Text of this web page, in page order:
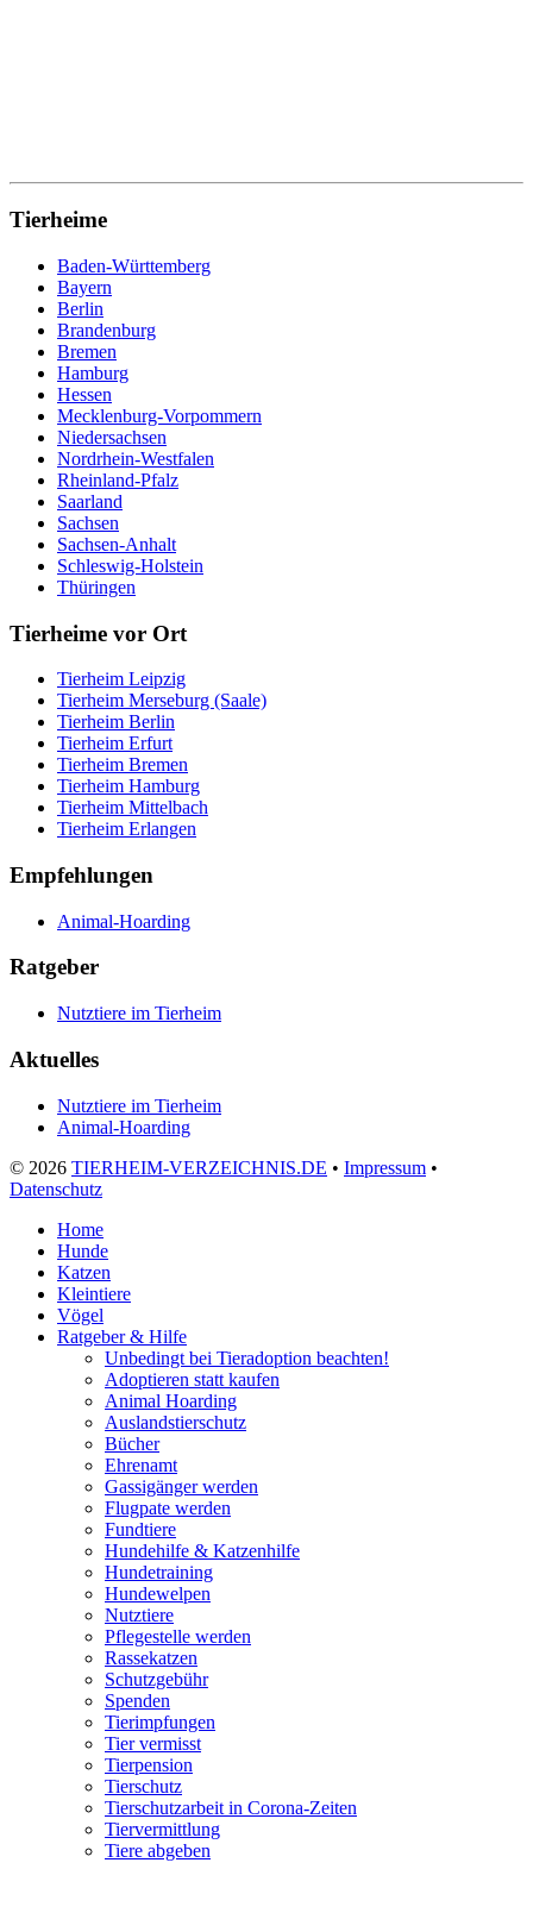
Tierheime
Baden-Württemberg
Bayern
Berlin
Brandenburg
Bremen
Hamburg
Hessen
Mecklenburg-Vorpommern
Niedersachsen
Nordrhein-Westfalen
Rheinland-Pfalz
Saarland
Sachsen
Sachsen-Anhalt
Schleswig-Holstein
Thüringen
Tierheime vor Ort
Tierheim Leipzig
Tierheim Merseburg (Saale)
Tierheim Berlin
Tierheim Erfurt
Tierheim Bremen
Tierheim Hamburg
Tierheim Mittelbach
Tierheim Erlangen
Empfehlungen
Animal-Hoarding
Ratgeber
Nutztiere im Tierheim
Aktuelles
Nutztiere im Tierheim
Animal-Hoarding
© 2026 TIERHEIM-VERZEICHNIS.DE • Impressum •
Datenschutz
Home
Hunde
Katzen
Kleintiere
Vögel
Ratgeber & Hilfe
Unbedingt bei Tieradoption beachten!
Adoptieren statt kaufen
Animal Hoarding
Auslandstierschutz
Bücher
Ehrenamt
Gassigänger werden
Flugpate werden
Fundtiere
Hundehilfe & Katzenhilfe
Hundetraining
Hundewelpen
Nutztiere
Pflegestelle werden
Rassekatzen
Schutzgebühr
Spenden
Tierimpfungen
Tier vermisst
Tierpension
Tierschutz
Tierschutzarbeit in Corona-Zeiten
Tiervermittlung
Tiere abgeben